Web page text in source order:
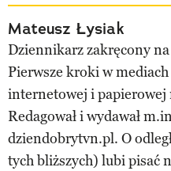
Mateusz Łysiak
Dziennikarz zakręcony
Pierwsze kroki w
internetowej i papierowej
Redagował i wydawał
dziendobrytvn.pl. O
tych bliższych) lubi pisać